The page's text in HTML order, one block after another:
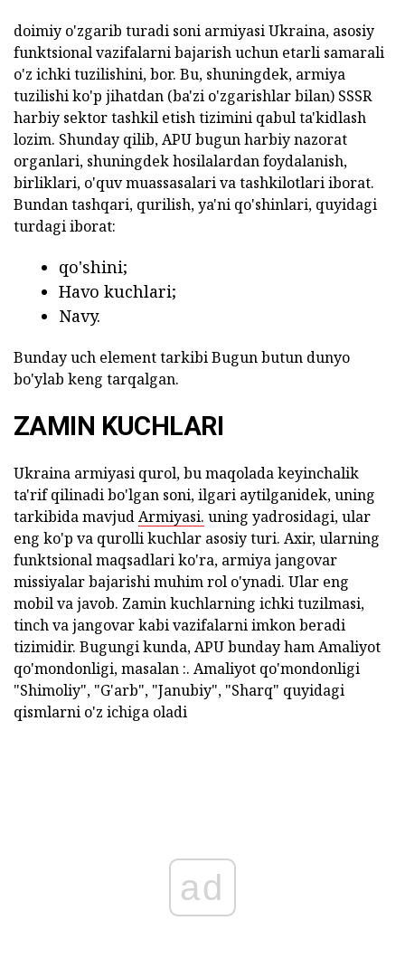
doimiy o'zgarib turadi soni armiyasi Ukraina, asosiy
funktsional vazifalarni bajarish uchun etarli samarali
o'z ichki tuzilishini, bor. Bu, shuningdek, armiya
tuzilishi ko'p jihatdan (ba'zi o'zgarishlar bilan) SSSR
harbiy sektor tashkil etish tizimini qabul ta'kidlash
lozim. Shunday qilib, APU bugun harbiy nazorat
organlari, shuningdek hosilalardan foydalanish,
birliklari, o'quv muassasalari va tashkilotlari iborat.
Bundan tashqari, qurilish, ya'ni qo'shinlari, quyidagi
turdagi iborat:
qo'shini;
Havo kuchlari;
Navy.
Bunday uch element tarkibi Bugun butun dunyo
bo'ylab keng tarqalgan.
ZAMIN KUCHLARI
Ukraina armiyasi qurol, bu maqolada keyinchalik
ta'rif qilinadi bo'lgan soni, ilgari aytilganidek, uning
tarkibida mavjudArmiyasi. uning yadrosidagi, ular
eng ko'p va qurolli kuchlar asosiy turi. Axir, ularning
funktsional maqsadlari ko'ra, armiya jangovar
missiyalar bajarishi muhim rol o'ynadi. Ular eng
mobil va javob. Zamin kuchlarning ichki tuzilmasi,
tinch va jangovar kabi vazifalarni imkon beradi
tizimidir. Bugungi kunda, APU bunday ham Amaliyot
qo'mondonligi, masalan :. Amaliyot qo'mondonligi
"Shimoliy", "G'arb", "Janubiy", "Sharq" quyidagi
qismlarni o'z ichiga oladi
ad